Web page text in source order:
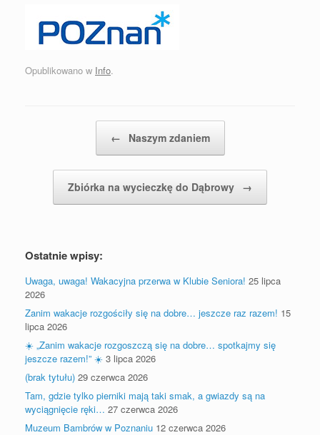
Opublikowano w Info.
← Naszym zdaniem
Zbiórka na wycieczkę do Dąbrowy →
Ostatnie wpisy:
Uwaga, uwaga! Wakacyjna przerwa w Klubie Seniora! 25 lipca
2026
Zanim wakacje rozgościły się na dobre… jeszcze raz razem! 15
lipca 2026
☀️ „Zanim wakacje rozgoszczą się na dobre… spotkajmy się
jeszcze razem!” ☀️ 3 lipca 2026
(brak tytułu) 29 czerwca 2026
Tam, gdzie tylko pierniki mają taki smak, a gwiazdy są na
wyciągnięcie ręki… 27 czerwca 2026
Muzeum Bambrów w Poznaniu 12 czerwca 2026